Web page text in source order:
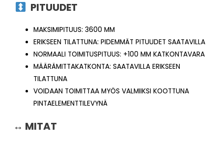
PITUUDET
MAKSIMIPITUUS: 3600 MM
ERIKSEEN TILATTUNA: PIDEMMÄT PITUUDET SAATAVILLA
NORMAALI TOIMITUSPITUUS: +100 MM KATKONTAVARA
MÄÄRÄMITTAKATKONTA: SAATAVILLA ERIKSEEN
TILATTUNA
VOIDAAN TOIMITTAA MYÖS VALMIIKSI KOOTTUNA
PINTAELEMENTTILEVYNÄ
↔ MITAT